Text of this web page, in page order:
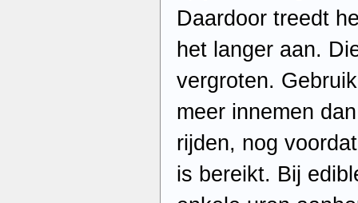
Daardoor treedt
het langer aan.
vergroten.
meer innemen
rijden, nog
is bereikt. Bij